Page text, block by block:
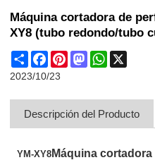
Máquina cortadora de
XY8 (tubo redondo/tubo
ShareFacebook
PinterestMastodonWhatsApp
2023/10/23
Descripción del Producto
YM-XY8Máquina